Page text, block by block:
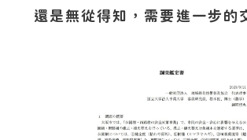
還是無從得知，需要進一步的